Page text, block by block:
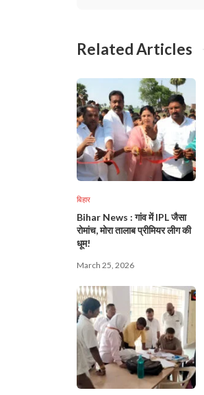
Related Articles
बिहार
Bihar News : गांव में IPL जैसा
रोमांच, मोरा तालाब प्रीमियर लीग की
धूम!
March 25, 2026